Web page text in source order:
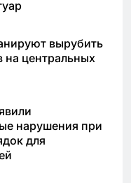
вырубить
на центральных
нарушения при
для